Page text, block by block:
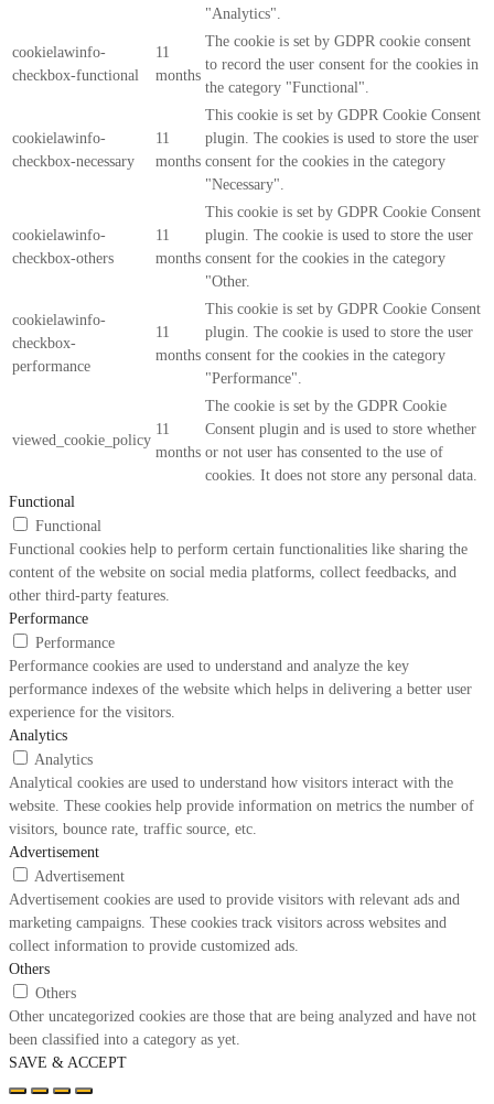
"Analytics".
cookielawinfo-
checkbox-functional
11
months
The cookie is set by GDPR cookie consent
to record the user consent for the cookies in
the category "Functional".
cookielawinfo-
checkbox-necessary
11
months
This cookie is set by GDPR Cookie Consent
plugin. The cookies is used to store the user
consent for the cookies in the category
"Necessary".
cookielawinfo-
checkbox-others
11
months
This cookie is set by GDPR Cookie Consent
plugin. The cookie is used to store the user
consent for the cookies in the category
"Other.
cookielawinfo-
checkbox-
performance
11
months
This cookie is set by GDPR Cookie Consent
plugin. The cookie is used to store the user
consent for the cookies in the category
"Performance".
viewed_cookie_policy
11
months
The cookie is set by the GDPR Cookie
Consent plugin and is used to store whether
or not user has consented to the use of
cookies. It does not store any personal data.
Functional
Functional
Functional cookies help to perform certain functionalities like sharing the
content of the website on social media platforms, collect feedbacks, and
other third-party features.
Performance
Performance
Performance cookies are used to understand and analyze the key
performance indexes of the website which helps in delivering a better user
experience for the visitors.
Analytics
Analytics
Analytical cookies are used to understand how visitors interact with the
website. These cookies help provide information on metrics the number of
visitors, bounce rate, traffic source, etc.
Advertisement
Advertisement
Advertisement cookies are used to provide visitors with relevant ads and
marketing campaigns. These cookies track visitors across websites and
collect information to provide customized ads.
Others
Others
Other uncategorized cookies are those that are being analyzed and have not
been classified into a category as yet.
SAVE & ACCEPT